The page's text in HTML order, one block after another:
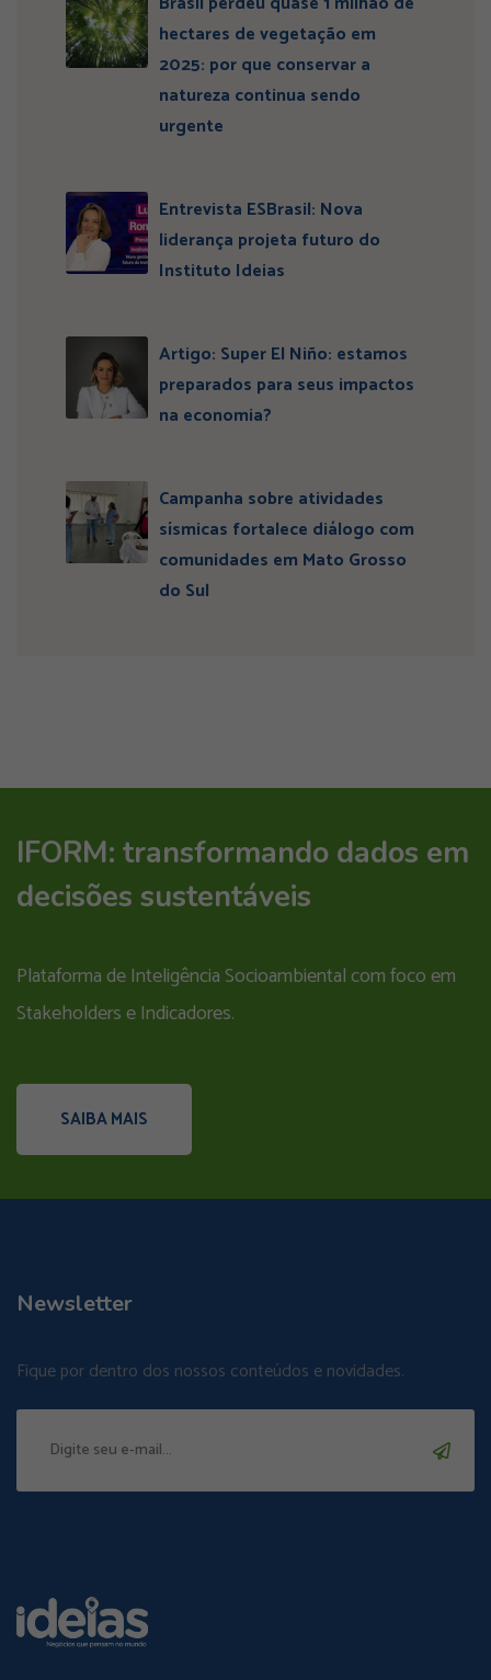
hectares de vegetação em
2025: por que conservar a
natureza continua sendo
urgente
Entrevista ESBrasil: Nova
liderança projeta futuro do
Instituto Ideias
Artigo: Super El Niño: estamos
preparados para seus impactos
na economia?
Campanha sobre atividades
sísmicas fortalece diálogo com
comunidades em Mato Grosso
do Sul
IFORM: transformando dados em
decisões sustentáveis
Plataforma de Inteligência Socioambiental com foco em
Stakeholders e Indicadores.
SAIBA MAIS
Newsletter
Fique por dentro dos nossos conteúdos e novidades.